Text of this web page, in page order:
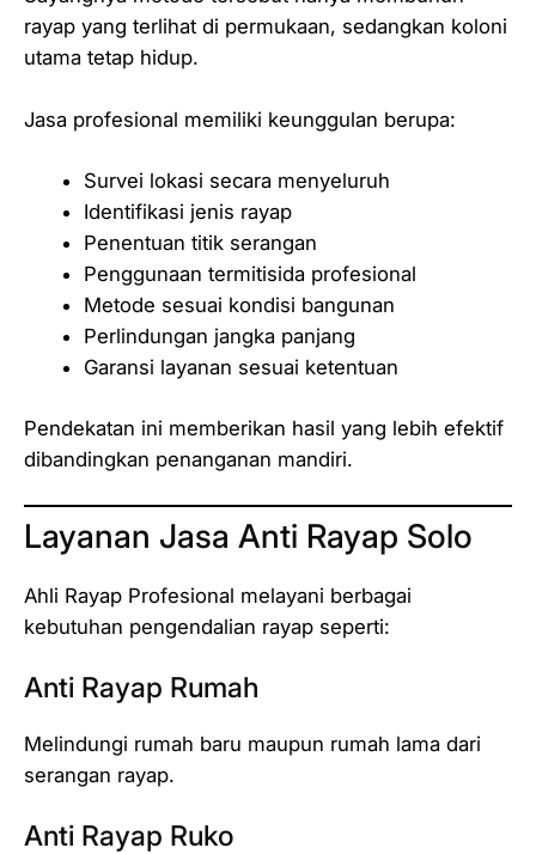
rayap yang terlihat di permukaan, sedangkan koloni
utama tetap hidup.
Jasa profesional memiliki keunggulan berupa:
Survei lokasi secara menyeluruh
Identifikasi jenis rayap
Penentuan titik serangan
Penggunaan termitisida profesional
Metode sesuai kondisi bangunan
Perlindungan jangka panjang
Garansi layanan sesuai ketentuan
Pendekatan ini memberikan hasil yang lebih efektif
dibandingkan penanganan mandiri.
Layanan Jasa Anti Rayap Solo
Ahli Rayap Profesional melayani berbagai
kebutuhan pengendalian rayap seperti:
Anti Rayap Rumah
Melindungi rumah baru maupun rumah lama dari
serangan rayap.
Anti Rayap Ruko